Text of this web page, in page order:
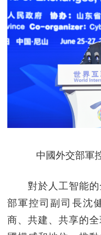
中國外交部軍
對於人工智能的
部軍控司副司長沈
商、共建、共享的